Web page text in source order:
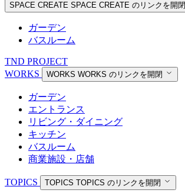
SPACE CREATE SPACE CREATE のリンクを開閉
ガーデン
バスルーム
TND PROJECT
WORKS
WORKS WORKS のリンクを開閉
ガーデン
エントランス
リビング・ダイニング
キッチン
バスルーム
商業施設・店舗
TOPICS TOPICS TOPICS のリンクを開閉